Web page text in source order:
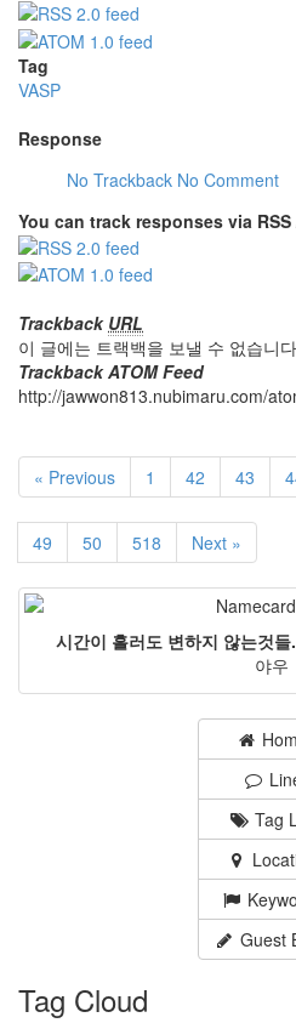
Tag
VASP
Response
No Trackback No Comment
You can track responses via RSS
Trackback URL
이 글에는 트랙백을 보낼 수 없습니다
Trackback ATOM Feed
http://jawwon813.nubimaru.com/
« Previous 1 42 43
49
50 518 Next »
시간이 흘러도 변하지 않는것
야우
Tag
Guest
Tag Cloud